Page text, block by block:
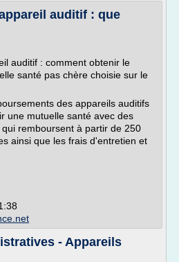
auditif : que
auditif : comment obtenir le
santé pas chère choisie sur le
des appareils auditifs
une mutuelle santé avec des
remboursent à partir de 250
ainsi que les frais d'entretien et
- Appareils